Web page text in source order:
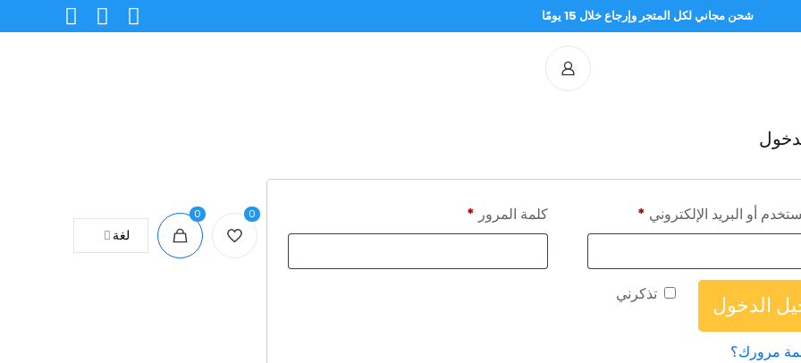
شحن مجاني لكل المتجر وإرجاع خلال 15 يومًا
أو البريد الإلكتروني * كلمة المرور *
تذكرني
الدخول
مرورك؟
0
0
لغة